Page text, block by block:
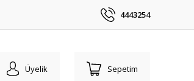
4443254
Üyelik Sepetim